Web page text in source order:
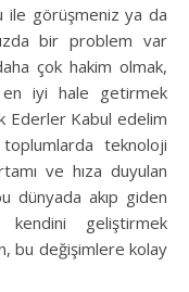
ile görüşmeniz ya da
bir problem var
çok hakim olmak,
en iyi hale getirmek
Ederler Kabul edelim
teknoloji
ve hıza duyulan
dünyada akıp giden
geliştirmek
bu değişimlere kolay